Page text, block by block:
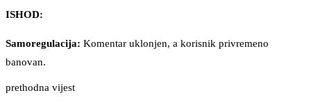
ISHOD:
Samoregulacija: Komentar uklonjen, a korisnik privremeno
banovan.
prethodna vijest